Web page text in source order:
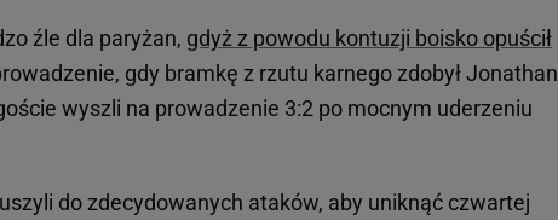
źle dla paryżan, gdyż z powodu kontuzji boisko opuścił
gdy bramkę z rzutu karnego zdobył Jonathan
wyszli na prowadzenie 3:2 po mocnym uderzeniu
do zdecydowanych ataków, aby uniknąć czwartej